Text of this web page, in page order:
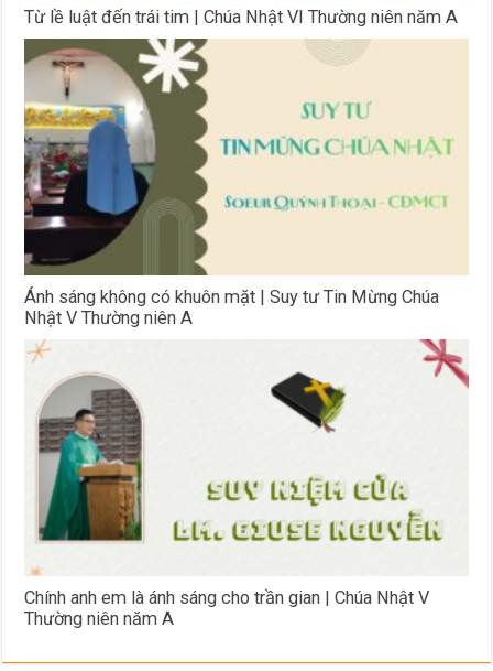
Từ lề luật đến trái tim | Chúa Nhật VI Thường niên năm A
Ánh sáng không có khuôn mặt | Suy tư Tin Mừng Chúa
Nhật V Thường niên A
Chính anh em là ánh sáng cho trần gian | Chúa Nhật V
Thường niên năm A